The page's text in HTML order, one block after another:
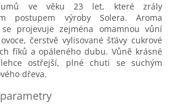
rumů ve věku 23 let, které zrály
postupem výroby Solera. Aroma
projevuje zejména omamnou vůní
čerstvě vylisované šťávy cukrové
fíků a opáleného dubu. Vůně krásné
ostřejší, plné chuti se suchým
dřeva.